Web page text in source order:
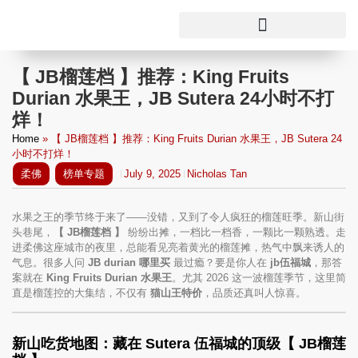
【 JB榴莲档 】推荐：King Fruits
Durian 水果王，JB Sutera 24小时不打
烊！
Home »
【 JB榴莲档 】推荐：King Fruits Durian 水果王，JB Sutera 24
小时不打烊！
柔佛
榜单专题 July 9, 2025 Nicholas Tan
水果之王的季节终于来了——没错，又到了令人疯狂的榴莲旺季。新山街
头巷尾，
【 JB榴莲档 】
纷纷出摊，一档比一档香，一颗比一颗熟透。走
进柔佛这座城市的夜里，总能看见亮着黄光的榴莲摊，热气中飘来诱人的
气息。很多人问 JB durian 哪里买 最过瘾？要是你人在 jb伍福城 ，那答
案就在 King Fruits Durian 水果王。尤其 2026 这一波榴莲季节，这里简
直是榴莲控的大集结，不仅有 猫山王特价 ，品质还真叫人惊喜。
新山吃货地图：藏在 Sutera 伍福城的顶级【 JB榴莲